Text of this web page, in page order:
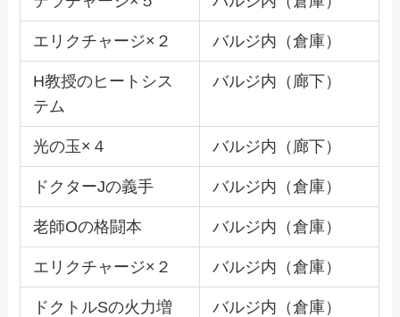
エリクチャージ×２ バルジ内（倉庫）
H教授のヒートシス
テム
バルジ内（廊下）
光の玉×４ バルジ内（廊下）
ドクターJの義手 バルジ内（倉庫）
老師Oの格闘本 バルジ内（倉庫）
エリクチャージ×２ バルジ内（倉庫）
ドクトルSの火力増
バルジ内（倉庫）